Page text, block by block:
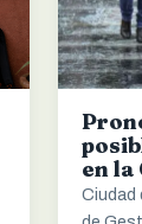
en la
Ciudad